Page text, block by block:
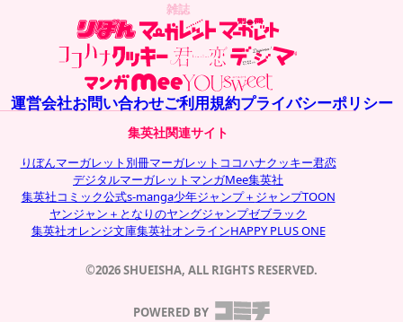
雑誌
運営会社お問い合わせご利用規約プライバシーポリシー
集英社関連サイト
りぼんマーガレット 別冊マーガレット ココハナクッキー君恋
デジタルマーガレット マンガMee集英社
集英社コミック公式s-manga少年ジャンプ＋ ジャンプTOON
ヤンジャン＋ となりのヤングジャンプゼブラック
集英社オレンジ文庫集英社オンラインHAPPY PLUS ONE
©2026 SHUEISHA, ALL RIGHTS RESERVED.
POWERED BY